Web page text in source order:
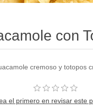
con
cremoso y totopos
el primero en revisar este